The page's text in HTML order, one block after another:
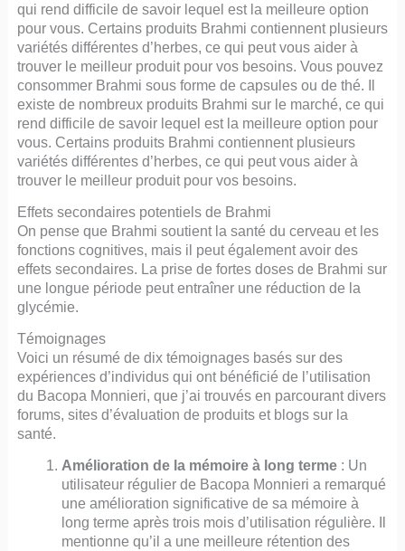
qui rend difficile de savoir lequel est la meilleure option
pour vous. Certains produits Brahmi contiennent plusieurs
variétés différentes d’herbes, ce qui peut vous aider à
trouver le meilleur produit pour vos besoins. Vous pouvez
consommer Brahmi sous forme de capsules ou de thé. Il
existe de nombreux produits Brahmi sur le marché, ce qui
rend difficile de savoir lequel est la meilleure option pour
vous. Certains produits Brahmi contiennent plusieurs
variétés différentes d’herbes, ce qui peut vous aider à
trouver le meilleur produit pour vos besoins.
Effets secondaires potentiels de Brahmi
On pense que Brahmi soutient la santé du cerveau et les
fonctions cognitives, mais il peut également avoir des
effets secondaires. La prise de fortes doses de Brahmi sur
une longue période peut entraîner une réduction de la
glycémie.
Témoignages
Voici un résumé de dix témoignages basés sur des
expériences d’individus qui ont bénéficié de l’utilisation
du Bacopa Monnieri, que j’ai trouvés en parcourant divers
forums, sites d’évaluation de produits et blogs sur la
santé.
Amélioration de la mémoire à long terme : Un
utilisateur régulier de Bacopa Monnieri a remarqué
une amélioration significative de sa mémoire à
long terme après trois mois d’utilisation régulière. Il
mentionne qu’il a une meilleure rétention des